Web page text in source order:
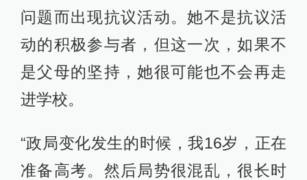
问题而出现抗议活动。她不是抗议活
动的积极参与者，但这一次，如果不
是父母的坚持，她很可能也不会再走
进学校。
“政局变化发生的时候，我16岁，正在
准备高考。然后局势很混乱，很长时